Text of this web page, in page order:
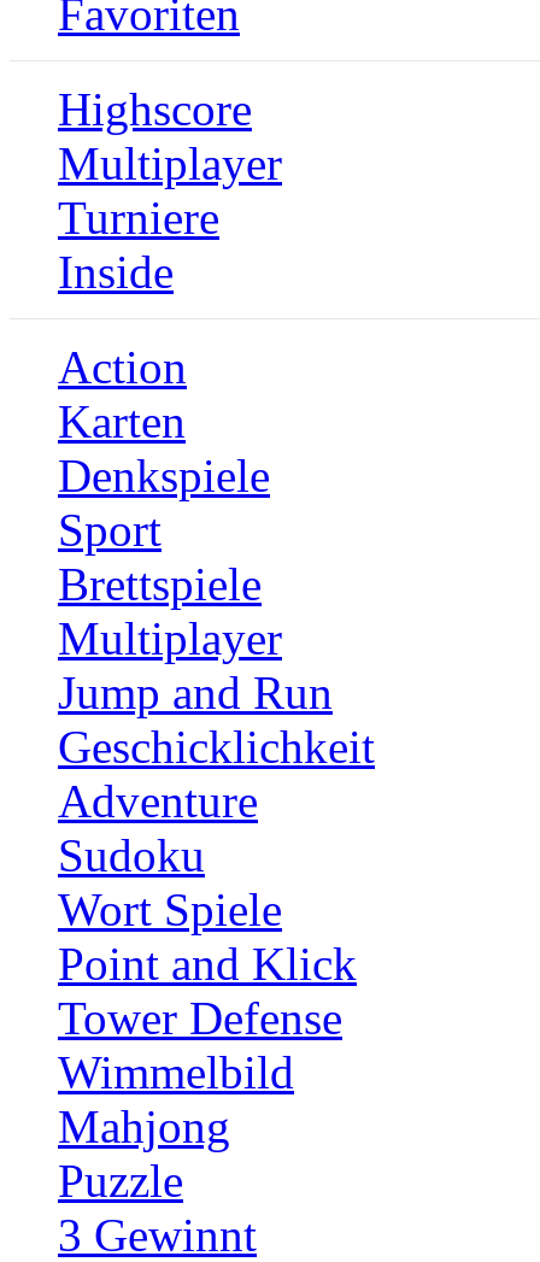
Favoriten
Highscore
Multiplayer
Turniere
Inside
Action
Karten
Denkspiele
Sport
Brettspiele
Multiplayer
Jump and Run
Geschicklichkeit
Adventure
Sudoku
Wort Spiele
Point and Klick
Tower Defense
Wimmelbild
Mahjong
Puzzle
3 Gewinnt